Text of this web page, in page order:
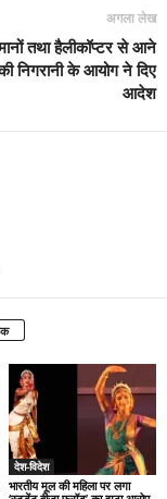
अगला लेख
तथा हैलीकॉप्टर से आने
निगरानी के आयोग ने दिए
आदेश
देश-विदेश
भारतीय मूल की महिला पर लगा